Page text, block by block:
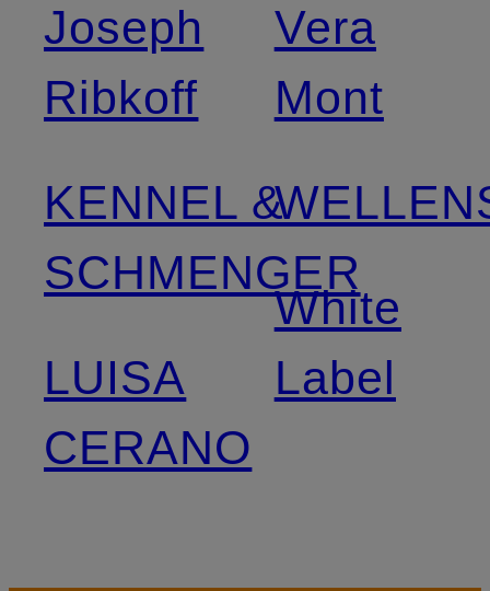
Joseph
Ribkoff
KENNEL &
SCHMENGER
LUISA
CERANO
Vera
Mont
White
Label